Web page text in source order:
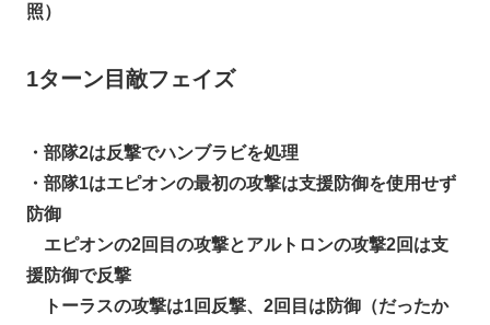
照）
1ターン目敵フェイズ
・部隊2は反撃でハンブラビを処理
・部隊1はエピオンの最初の攻撃は支援防御を使用せず
防御
エピオンの2回目の攻撃とアルトロンの攻撃2回は支
援防御で反撃
トーラスの攻撃は1回反撃、2回目は防御（だったか